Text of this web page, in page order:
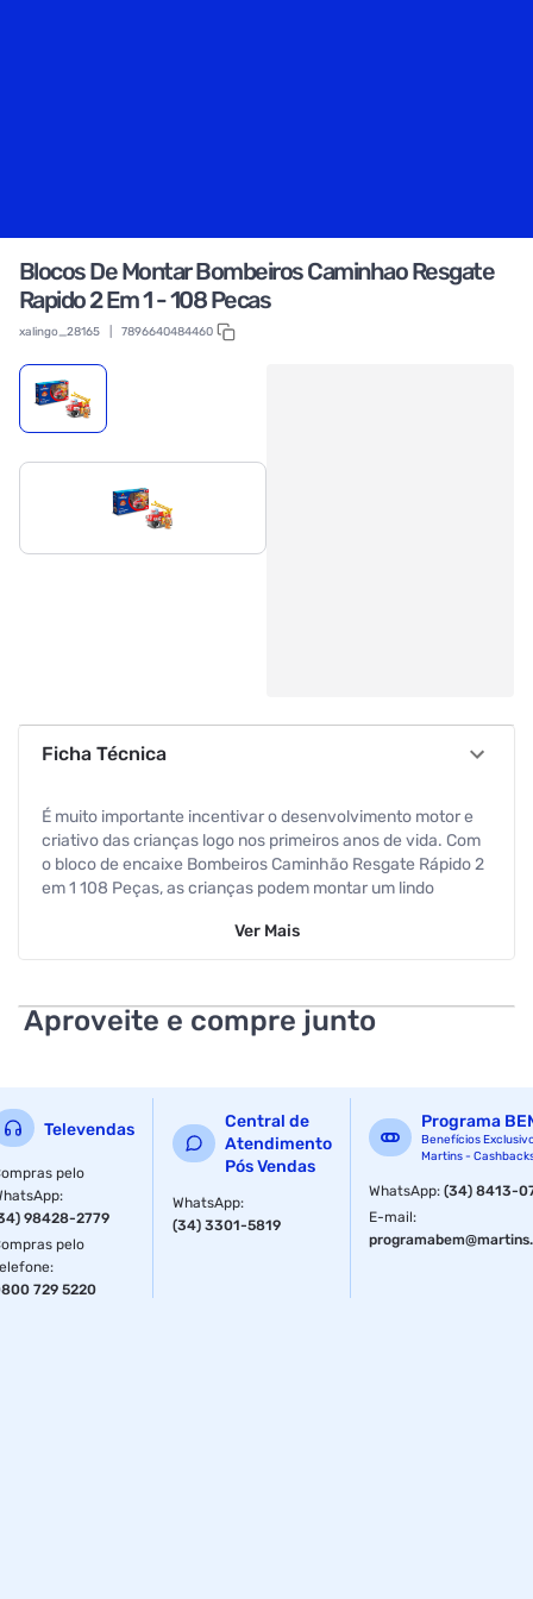
Blocos De Montar Bombeiros Caminhao Resgate
Rapido 2 Em 1 - 108 Pecas
xalingo_28165 7896640484460
Ficha Técnica
É muito importante incentivar o desenvolvimento motor e
criativo das crianças logo nos primeiros anos de vida. Com
o bloco de encaixe Bombeiros Caminhão Resgate Rápido 2
em 1 108 Peças, as crianças podem montar um lindo
de montar. O brinquedo motiva a passar o tempo através do
Ver Mais
Aproveite e compre junto
Televendas
pelo
:
98428-2779
pelo
:
729 5220
Central de
Atendimento
Pós Vendas
WhatsApp:
(34) 3301-5819
Programa
Benefícios
Martins -
WhatsApp:(34) 8413-
E-mail: